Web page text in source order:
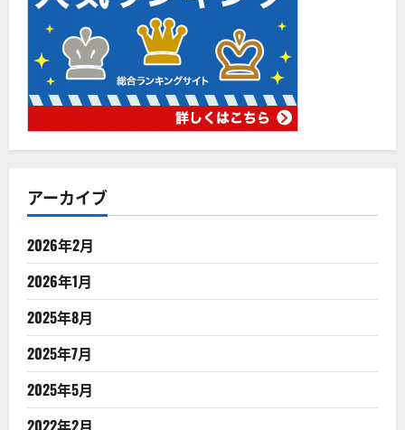
アーカイブ
2026年2月
2026年1月
2025年8月
2025年7月
2025年5月
2022年2月